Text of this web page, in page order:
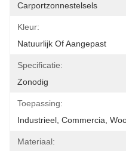
Carportzonnestelsels
Kleur:
Natuurlijk Of Aangepast
Specificatie:
Zonodig
Toepassing:
Industrieel, Commercia,
Materiaal: